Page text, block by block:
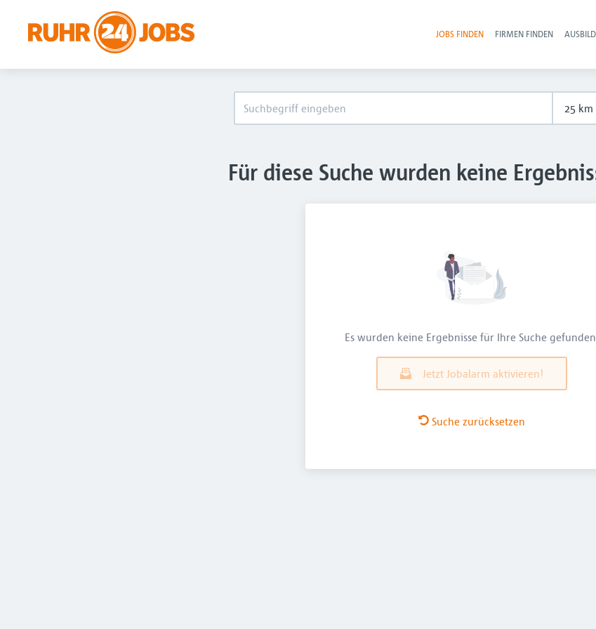
JOBS FINDEN FIRMEN FINDEN
Für diese Suche wurden keine
Es wurden keine Ergebnisse für Ihre Suche
Jetzt Jobalarm aktivieren!
Suche zurücksetzen